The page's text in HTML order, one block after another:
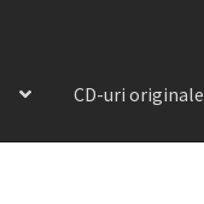
CD-uri originale